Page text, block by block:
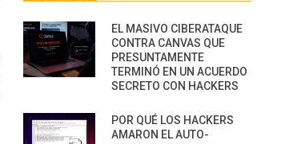
EL MASIVO CIBERATAQUE
CONTRA CANVAS QUE
PRESUNTAMENTE
TERMINÓ EN UN ACUERDO
SECRETO CON HACKERS
POR QUÉ LOS HACKERS
AMARON EL AUTO-